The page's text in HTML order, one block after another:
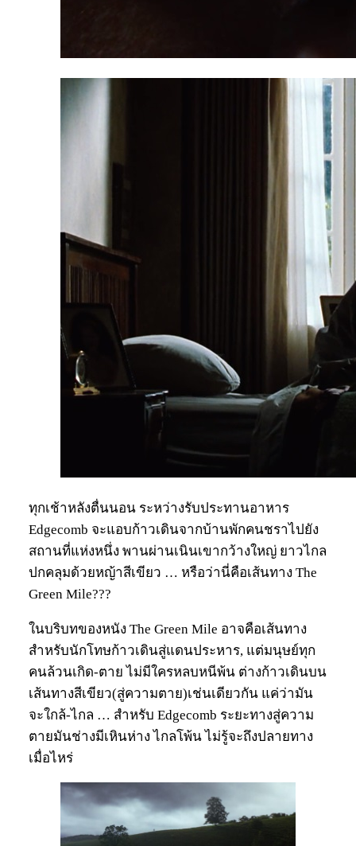
ทุกเช้าหลังตื่นนอน ระหว่างรับประทานอาหาร
Edgecomb จะแอบก้าวเดินจากบ้านพักคนชราไปยัง
สถานที่แห่งหนึ่ง พานผ่านเนินเขากว้างใหญ่ ยาวไกล
ปกคลุมด้วยหญ้าสีเขียว … หรือว่านี่คือเส้นทาง The
Green Mile???
ในบริบทของหนัง The Green Mile อาจคือเส้นทาง
สำหรับนักโทษก้าวเดินสู่แดนประหาร, แต่มนุษย์ทุก
คนล้วนเกิด-ตาย ไม่มีใครหลบหนีพ้น ต่างก้าวเดินบน
เส้นทางสีเขียว(สู่ความตาย)เช่นเดียวกัน แค่ว่ามัน
จะใกล้-ไกล … สำหรับ Edgecomb ระยะทางสู่ความ
ตายมันช่างมีเหินห่าง ไกลโพ้น ไม่รู้จะถึงปลายทาง
เมื่อไหร่